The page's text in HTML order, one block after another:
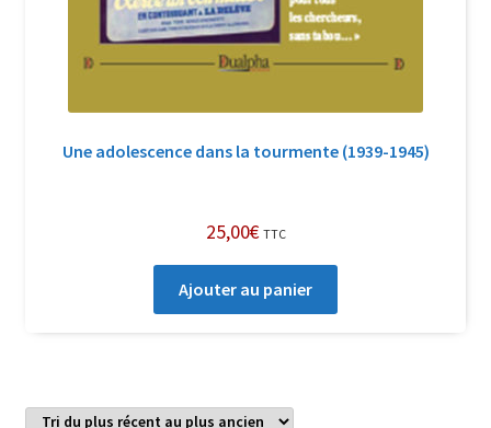
Une adolescence dans la tourmente (1939-1945)
25,00€ TTC
Ajouter au panier